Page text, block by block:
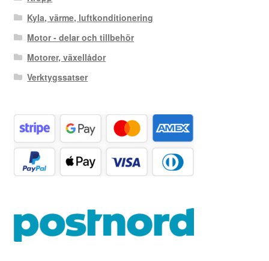
Kyla, värme, luftkonditionering
Motor - delar och tillbehör
Motorer, växellådor
Verktygssatser